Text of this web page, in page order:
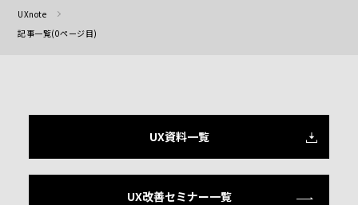
UXnote
記事一覧(0ページ目)
UX資料一覧
UX改善セミナー一覧